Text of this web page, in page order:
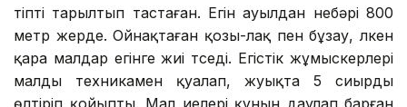
тіпті тарылтып тастаған. Егін ауылдан небәрі 800
метр жерде. Ойнақтаған қозы-лақ пен бұзау, үлкен
қара малдар егінге жиі түседі. Егістік жұмыскерлері
малды техникамен қуалап, жуықта 5 сиырды
өлтіріп қойыпты. Мал иелері құнын даулап барған